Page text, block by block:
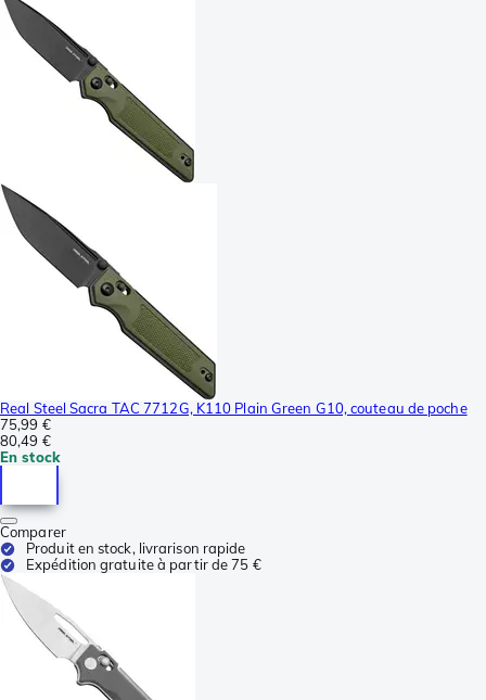
Real Steel Sacra TAC 7712G, K110 Plain Green G10, couteau de poche
75,99 €
80,49 €
En stock
Comparer
Produit en stock, livrarison rapide
Expédition gratuite à partir de 75 €